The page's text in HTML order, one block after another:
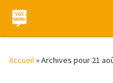
Skip to content
Accueil»Archives pour 21